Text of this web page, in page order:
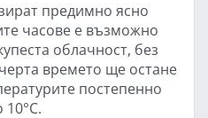
предимно ясно
часове е възможно
облачност, без
времето ще остане
постепенно